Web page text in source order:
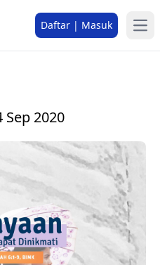
Daftar | Masuk
2020